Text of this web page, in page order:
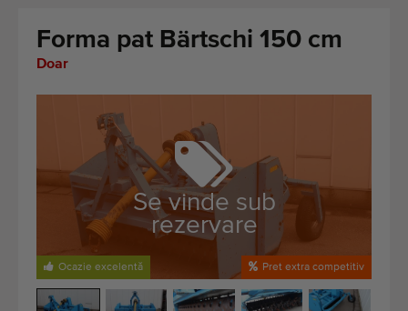
Marci
Contact
Echipamente de calitate
Personal expert
Forma pat Bärtschi 150 cm
Doar
Ocazie excelentă Pret extra competitiv
Se vinde sub
rezervare